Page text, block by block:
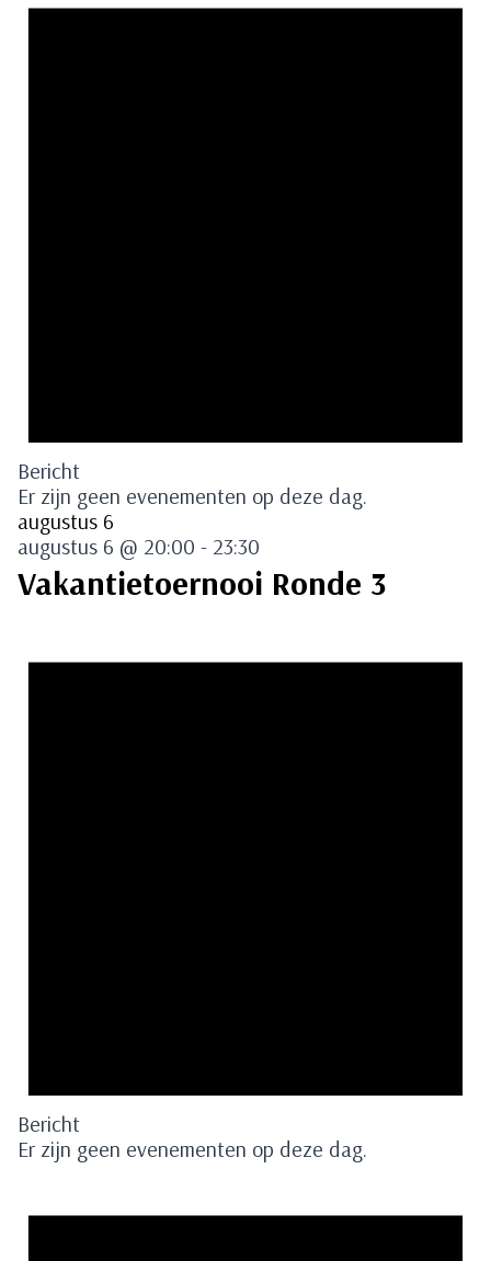
Bericht
Er zijn geen evenementen op deze dag.
augustus 6
augustus 6 @ 20:00 - 23:30
Vakantietoernooi Ronde 3
Bericht
Er zijn geen evenementen op deze dag.